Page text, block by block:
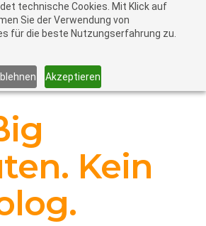
technische Cookies. Mit Klick auf
Sie der Verwendung von
für die beste Nutzungserfahrung zu.
Akzeptieren
Kein